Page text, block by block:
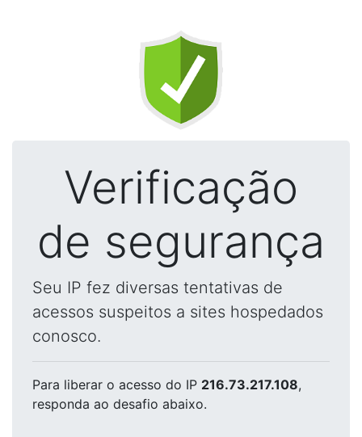
Verificação
de segurança
Seu IP fez diversas tentativas de
acessos suspeitos a sites hospedados
conosco.
Para liberar o acesso do IP 216.73.217.108,
responda ao desafio abaixo.